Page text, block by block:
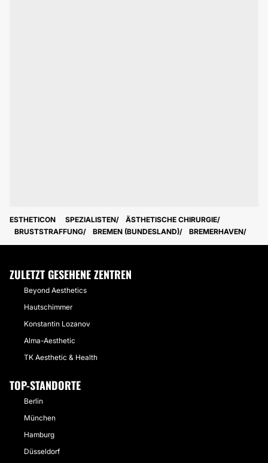
ESTHETICON SPEZIALISTEN
ÄSTHETISCHE CHIRURGIE
BRUSTSTRAFFUNG
BREMEN (BUNDESLAND) BREMERHAVEN
ZULETZT GESEHENE ZENTREN
Beyond Aesthetics
Hautschimmer
Konstantin Lozanov
Alma-Aesthetic
TK Aesthetic & Health
TOP-STANDORTE
Berlin
München
Hamburg
Düsseldorf